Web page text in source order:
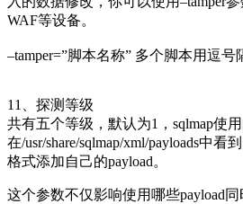
WAF等设备。
–tamper=”脚本名称” 多个脚本用逗号
11、探测等级
共有五个等级，默认为1，sqlmap使
在/usr/share/sqlmap/xml/payloads中看
格式添加自己的payload。
这个参数不仅影响使用哪些payload